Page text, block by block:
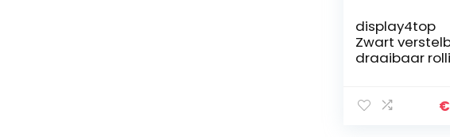
display4top
Zwart
draaibaar
hydraulische€